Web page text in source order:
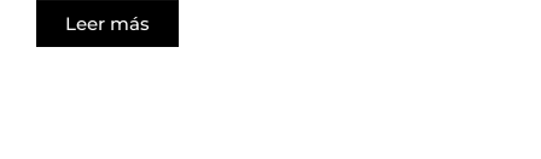
Leer más